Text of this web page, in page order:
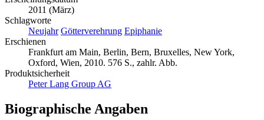
2011 (März)
Schlagworte
Neujahr Götterverehrung Epiphanie
Erschienen
Frankfurt am Main, Berlin, Bern, Bruxelles, New York,
Oxford, Wien, 2010. 576 S., zahlr. Abb.
Produktsicherheit
Peter Lang Group AG
Biographische Angaben